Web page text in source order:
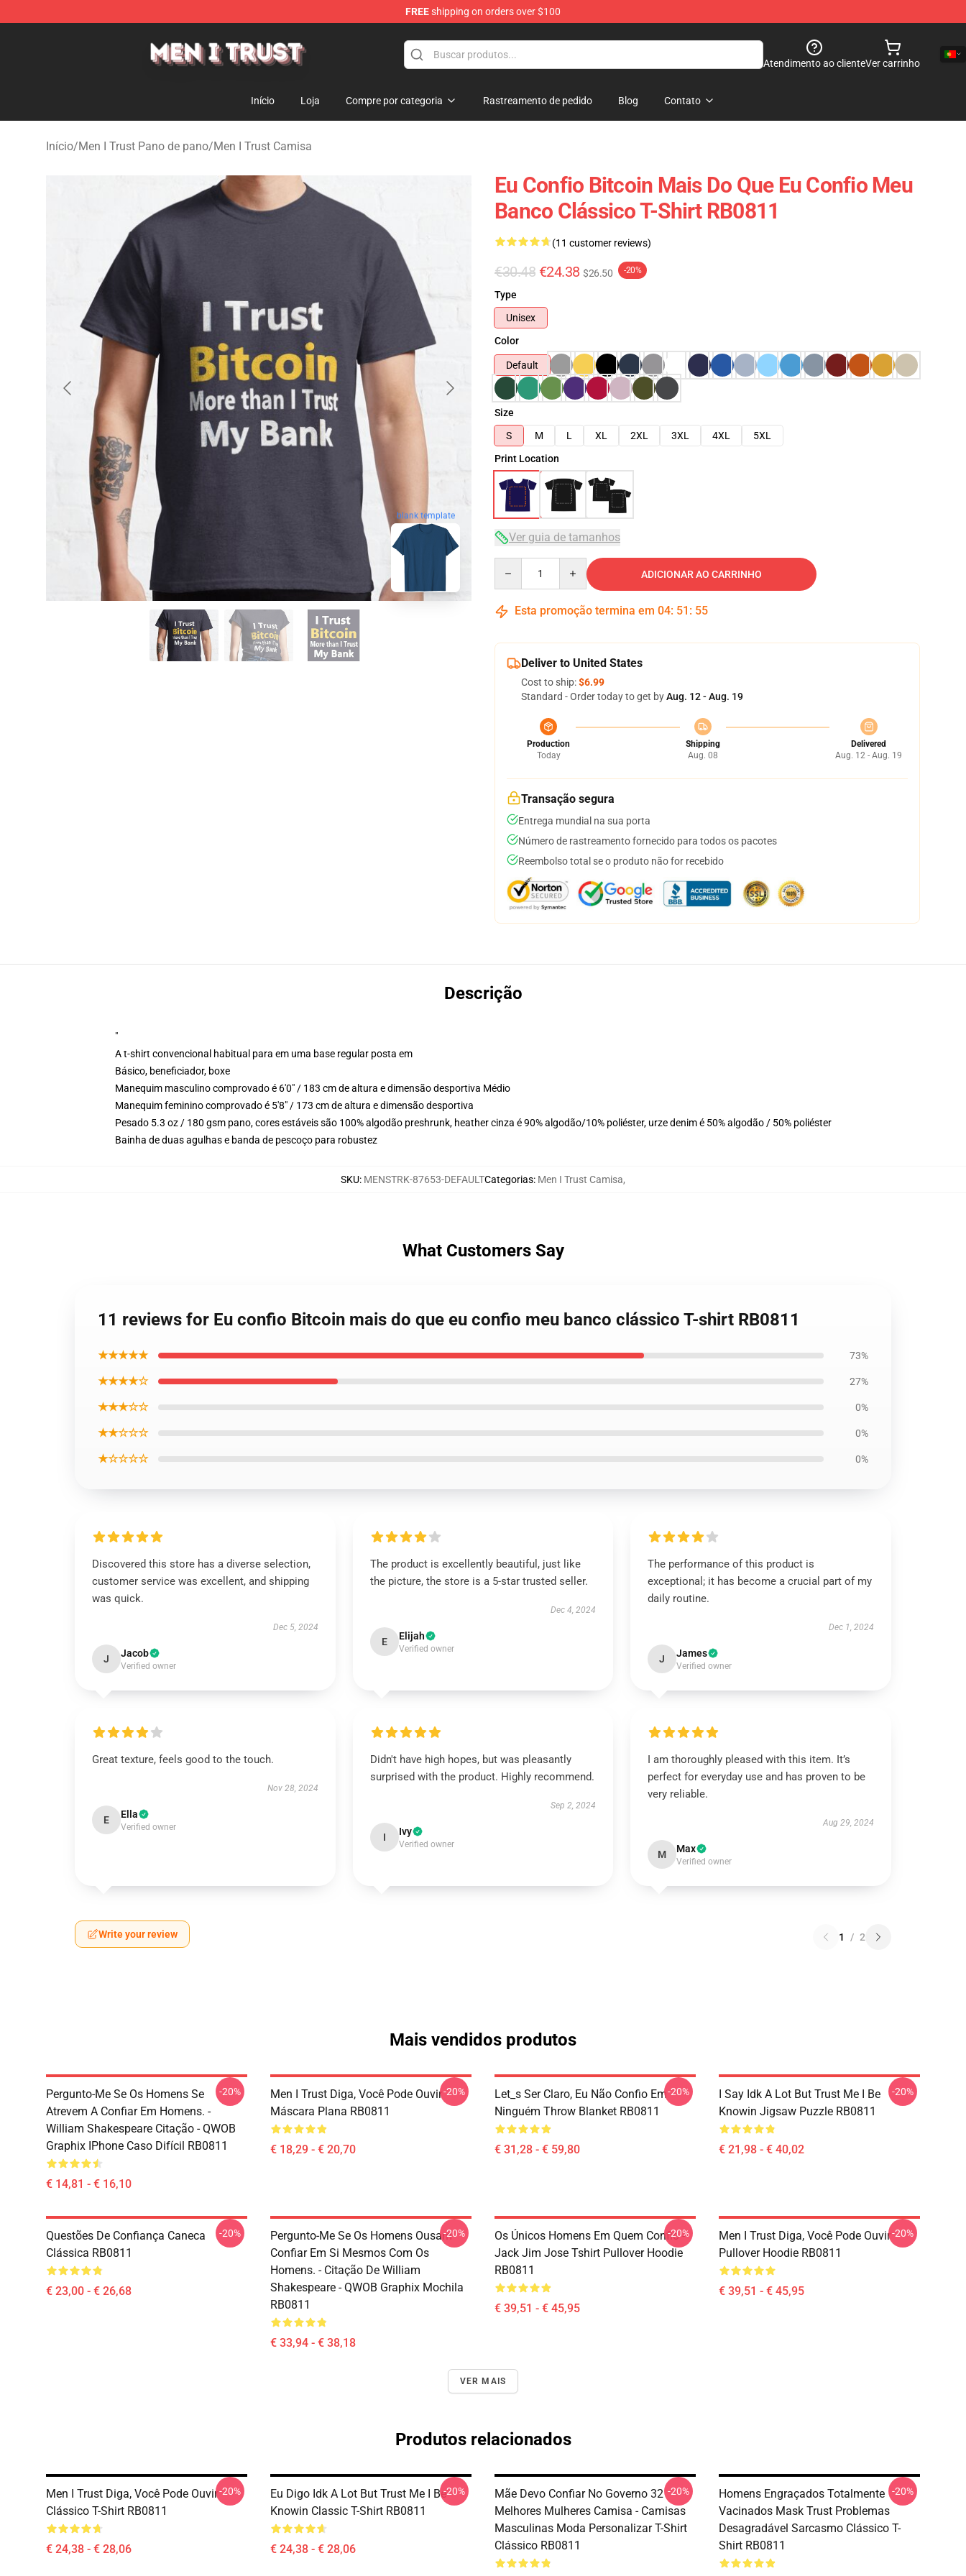
FREEshipping on orders over $100
Atendimento ao clienteVer carrinho
Início Loja Compre por categoria Rastreamento de pedido Blog Contato
Início/Men I Trust Pano de pano/Men I Trust Camisa
blank template
Eu Confio Bitcoin Mais Do Que Eu Confio Meu
Banco Clássico T-Shirt RB0811
(11 customer reviews)
€30.48 €24.38 $26.50 -20%
Type
Unisex
Color
Default
Size
S
M L XL 2XL 3XL 4XL
5XL
Print Location
Ver guia de tamanhos
ADICIONAR AO CARRINHO
Esta promoção termina em 04: 51 : 53
Deliver to United States
Cost to ship:$6.99
Standard - Order today to get byAug. 12 - Aug. 19
Production
Today
Shipping
Aug. 08
Delivered
Aug. 12 - Aug. 19
Transação segura
Entrega mundial na sua porta
Número de rastreamento fornecido para todos os pacotes
Reembolso total se o produto não for recebido
Descrição
"
A t-shirt convencional habitual para em uma base regular posta em
Básico, beneficiador, boxe
Manequim masculino comprovado é 6'0" / 183 cm de altura e dimensão desportiva Médio
Manequim feminino comprovado é 5'8" / 173 cm de altura e dimensão desportiva
Pesado 5.3 oz / 180 gsm pano, cores estáveis são 100% algodão preshrunk, heather cinza é 90% algodão/10% poliéster, urze denim é 50% algodão / 50% poliéster
Bainha de duas agulhas e banda de pescoço para robustez
SKU: MENSTRK-87653-DEFAULTCategorias: Men I Trust Camisa,
What Customers Say
11 reviews for Eu confio Bitcoin mais do que eu confio meu banco clássico T-shirt RB0811
★★★★★ 73%
★★★★☆ 27%
★★★☆☆ 0%
★★☆☆☆ 0%
★☆☆☆☆ 0%
Discovered this store has a diverse selection,
customer service was excellent, and shipping
was quick.
Dec 5, 2024
J Jacob
Verified owner
The product is excellently beautiful, just like
the picture, the store is a 5-star trusted seller.
Dec 4, 2024
E Elijah
Verified owner
The performance of this product is
exceptional; it has become a crucial part of my
daily routine.
Dec 1, 2024
J James
Verified owner
Great texture, feels good to the touch.
Nov 28, 2024
E Ella
Verified owner
Didn't have high hopes, but was pleasantly
surprised with the product. Highly recommend.
Sep 2, 2024
I Ivy
Verified owner
I am thoroughly pleased with this item. It’s
perfect for everyday use and has proven to be
very reliable.
Aug 29, 2024
M Max
Verified owner
Write your review 1 / 2
Mais vendidos produtos
Pergunto-Me Se Os Homens Se
Atrevem A Confiar Em Homens. -
William Shakespeare Citação - QWOB
Graphix IPhone Caso Difícil RB0811
€ 14,81 - € 16,10
-20%
Men I Trust Diga, Você Pode Ouvir
Máscara Plana RB0811
€ 18,29 - € 20,70
-20%
Let_s Ser Claro, Eu Não Confio Em
Ninguém Throw Blanket RB0811
€ 31,28 - € 59,80
-20%
I Say Idk A Lot But Trust Me I Be
Knowin Jigsaw Puzzle RB0811
€ 21,98 - € 40,02
-20%
Questões De Confiança Caneca
Clássica RB0811
€ 23,00 - € 26,68
-20%
Pergunto-Me Se Os Homens Ousam
Confiar Em Si Mesmos Com Os
Homens. - Citação De William
Shakespeare - QWOB Graphix Mochila
RB0811
€ 33,94 - € 38,18
-20%
Os Únicos Homens Em Quem Confio -
Jack Jim Jose Tshirt Pullover Hoodie
RB0811
€ 39,51 - € 45,95
-20%
Men I Trust Diga, Você Pode Ouvir
Pullover Hoodie RB0811
€ 39,51 - € 45,95
-20%
VER MAIS
Produtos relacionados
Men I Trust Diga, Você Pode Ouvir
Clássico T-Shirt RB0811
€ 24,38 - € 28,06
-20%
Eu Digo Idk A Lot But Trust Me I Be
Knowin Classic T-Shirt RB0811
€ 24,38 - € 28,06
-20%
Mãe Devo Confiar No Governo 32
Melhores Mulheres Camisa - Camisas
Masculinas Moda Personalizar T-Shirt
Clássico RB0811
-20%
Homens Engraçados Totalmente
Vacinados Mask Trust Problemas
Desagradável Sarcasmo Clássico T-
Shirt RB0811
-20%